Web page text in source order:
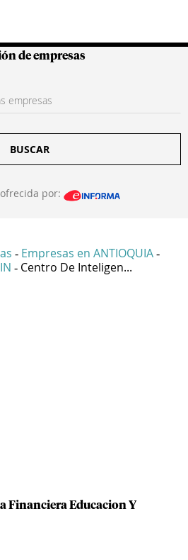
Colombianas
de empresas
BUSCAR
por:
- Empresas en ANTIOQUIA -
- Centro De Inteligen...
Financiera Educacion Y